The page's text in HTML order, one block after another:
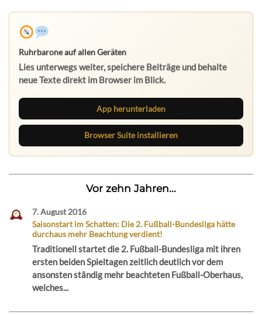
Ruhrbarone auf allen Geräten
Lies unterwegs weiter, speichere Beiträge und behalte
neue Texte direkt im Browser im Blick.
App herunterladen
Browser Suite installieren
Vor zehn Jahren...
7. August 2016
Saisonstart im Schatten: Die 2. Fußball-Bundesliga hätte
durchaus mehr Beachtung verdient!
Traditionell startet die 2. Fußball-Bundesliga mit ihren
ersten beiden Spieltagen zeitlich deutlich vor dem
ansonsten ständig mehr beachteten Fußball-Oberhaus,
welches...